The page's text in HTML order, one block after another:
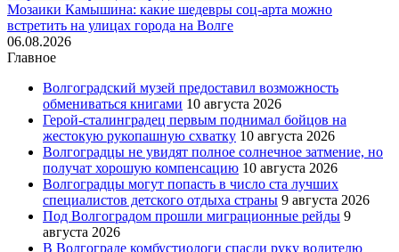
Мозаики Камышина: какие шедевры соц-арта можно
встретить на улицах города на Волге
06.08.2026
Главное
Волгоградский музей предоставил возможность
обмениваться книгами 10 августа 2026
Герой-сталинградец первым поднимал бойцов на
жестокую рукопашную схватку 10 августа 2026
Волгоградцы не увидят полное солнечное затмение, но
получат хорошую компенсацию 10 августа 2026
Волгоградцы могут попасть в число ста лучших
специалистов детского отдыха страны 9 августа 2026
Под Волгоградом прошли миграционные рейды 9
августа 2026
В Волгограде комбустиологи спасли руку водителю